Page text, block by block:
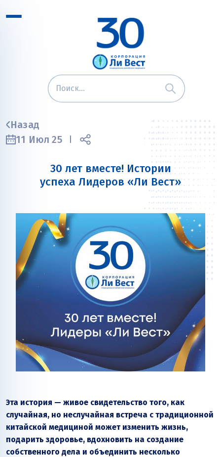
Назад
11 Июл 25
30 лет вместе! Истории
успеха Лидеров «Ли Вест»
Эта история — живое свидетельство того, как
случайная, но неслучайная встреча с традиционной
китайской медициной может изменить жизнь,
подарить здоровье, вдохновить на создание
собственного дела и объединить несколько